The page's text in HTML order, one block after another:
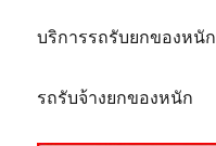
บริการรถรับยกของหนัก
รถรับจ้างยกของหนัก